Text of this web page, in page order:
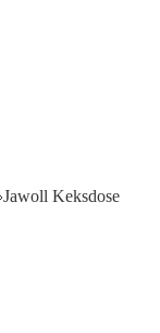
Jawoll Keksdose